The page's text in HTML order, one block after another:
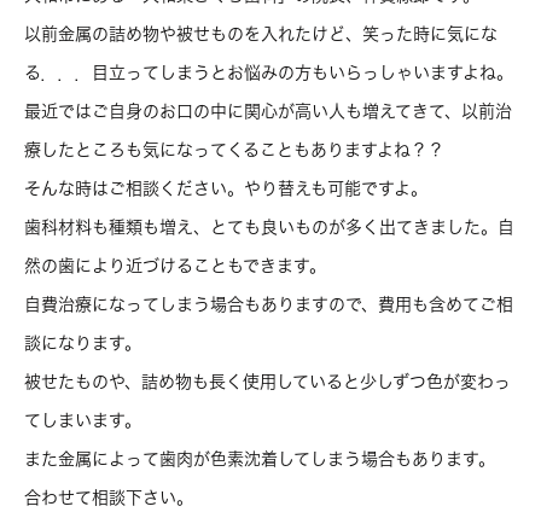
以前金属の詰め物や被せものを入れたけど、笑った時に気にな
る．．．目立ってしまうとお悩みの方もいらっしゃいますよね。
最近ではご自身のお口の中に関心が高い人も増えてきて、以前治
療したところも気になってくることもありますよね？？
そんな時はご相談ください。やり替えも可能ですよ。
歯科材料も種類も増え、とても良いものが多く出てきました。自
然の歯により近づけることもできます。
自費治療になってしまう場合もありますので、費用も含めてご相
談になります。
被せたものや、詰め物も長く使用していると少しずつ色が変わっ
てしまいます。
また金属によって歯肉が色素沈着してしまう場合もあります。
合わせて相談下さい。